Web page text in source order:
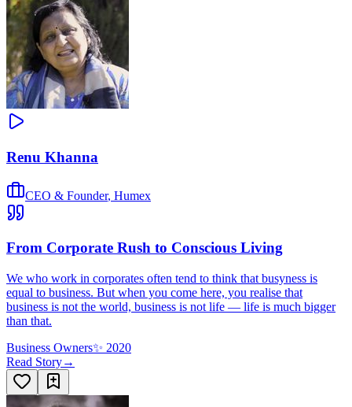
Renu Khanna
CEO & Founder, Humex
From Corporate Rush to Conscious Living
We who work in corporates often tend to think that busyness is
equal to business. But when you come here, you realise that
business is not the world, business is not life — life is much bigger
than that.
Business Owners✨ 2020
Read Story→